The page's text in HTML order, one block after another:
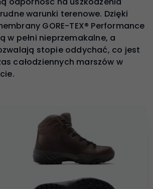
warunki terenowe. Dzięki
GORE-TEX® Performance
w pełni nieprzemakalne, a
stopie oddychać, co jest
całodziennych marszów w